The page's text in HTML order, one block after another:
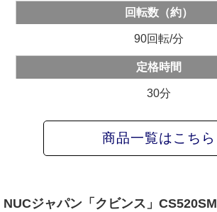
回転数（約）
90回転/分
定格時間
30分
商品一覧はこちら
NUCジャパン「クビンス」CS520SM